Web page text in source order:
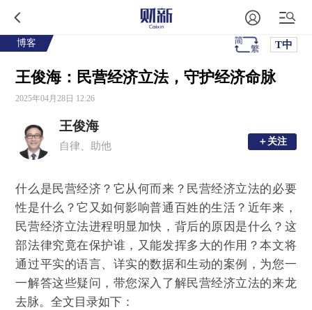
博客 T中
王俊海：民营经济立法，守护经济命脉
2025年04月28日 12:26
王俊海
自律、助他 ＋关注
＋关注
什么是民营经济？它从何而来？民营经济立法的必要
性是什么？它又如何影响普通百姓的生活？近年来，
民营经济立法进程明显加快，背后的原因是什么？这
部法律究竟在保护谁，又能发挥多大的作用？本文将
通过平实的语言、详实的数据和生动的案例，为您一
一解答这些疑问，带您深入了解民营经济立法的来龙
去脉。全文目录如下：